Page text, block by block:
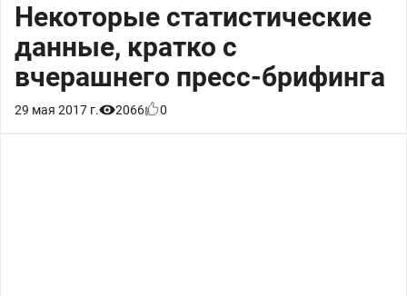
Некоторые статистические
данные, кратко с
вчерашнего пресс-брифинга
29 мая 2017 г. 2066 0